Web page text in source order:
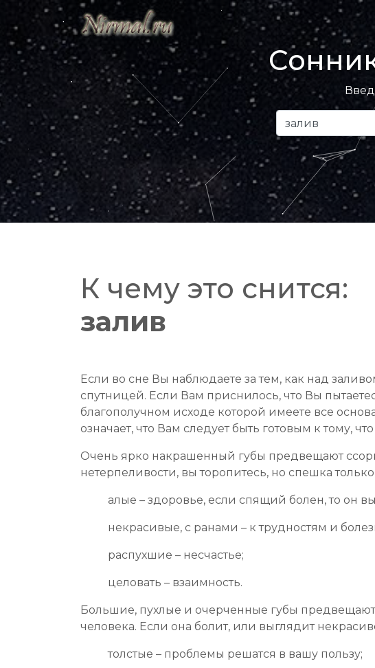
К чему это снится:
залив
Если во сне Вы наблюдаете за тем, как над
спутницей. Если Вам приснилось, что Вы
благополучном исходе которой имеете все
означает, что Вам следует быть готовым к тому,
Очень ярко накрашенный губы предвещают
нетерпеливости, вы торопитесь, но спешка
алые – здоровье, если спящий болен, то он
некрасивые, с ранами – к трудностям и
распухшие – несчастье;
целовать – взаимность.
Большие, пухлые и очерченные губы
человека. Если она болит, или выглядит
толстые – проблемы решатся в вашу пользу;